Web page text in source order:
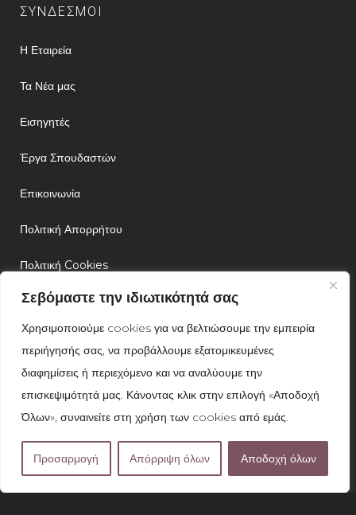
Σεβόμαστε την ιδιωτικότητά σας
Χρησιμοποιούμε cookies για να βελτιώσουμε την εμπειρία
περιήγησής σας, να προβάλλουμε εξατομικευμένες
διαφημίσεις ή περιεχόμενο και να αναλύουμε την
επισκεψιμότητά μας. Κάνοντας κλικ στην επιλογή «Αποδοχή
Όλων», συναινείτε στη χρήση των cookies από εμάς.
Προσαρμογή Απόρριψη όλων Αποδοχή όλων
ΣΥΝΔΕΣΜΟΙ
Η Εταιρεία
Τα Νέα μας
Εισηγητές
Έργα Σπουδαστών
Επικοινωνία
Πολιτική Απορρήτου
Πολιτική Cookies